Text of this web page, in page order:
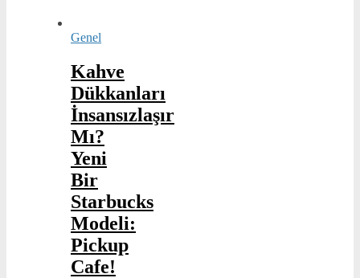
Genel
Kahve
Dükkanları
İnsansızlaşır
Mı?
Yeni
Bir
Starbucks
Modeli:
Pickup
Cafe!